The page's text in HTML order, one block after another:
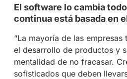
El software lo cambia
continua está basada en
“La mayoría de las
el desarrollo de productos y
mentalidad de no fracasar.
sofisticados que deben